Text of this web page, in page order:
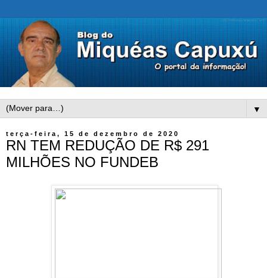
▼
terça-feira, 15 de dezembro de 2020
RN TEM REDUÇÃO DE R$ 291
MILHÕES NO FUNDEB